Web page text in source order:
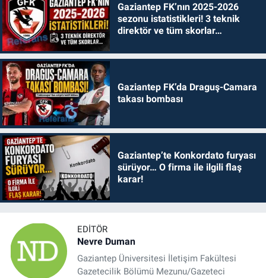
Gaziantep FK’nın 2025-2026
sezonu istatistikleri! 3 teknik
direktör ve tüm skorlar…
Gaziantep FK’da Draguş-Camara
takası bombası
Gaziantep’te Konkordato furyası
sürüyor… O firma ile ilgili flaş
karar!
EDITÖR
Nevre Duman
Gaziantep Üniversitesi İletişim Fakültesi
Gazetecilik Bölümü Mezunu/Gazeteci